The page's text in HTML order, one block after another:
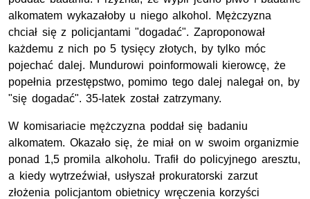
alkomatem wykazałoby u niego alkohol. Mężczyzna
chciał się z policjantami "dogadać". Zaproponował
każdemu z nich po 5 tysięcy złotych, by tylko móc
pojechać dalej. Mundurowi poinformowali kierowcę, że
popełnia przestępstwo, pomimo tego dalej nalegał on, by
"się dogadać". 35-latek został zatrzymany.
W komisariacie mężczyzna poddał się badaniu
alkomatem. Okazało się, że miał on w swoim organizmie
ponad 1,5 promila alkoholu. Trafił do policyjnego aresztu,
a kiedy wytrzeźwiał, usłyszał prokuratorski zarzut
złożenia policjantom obietnicy wręczenia korzyści